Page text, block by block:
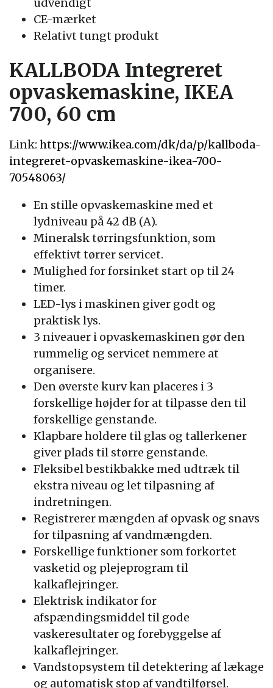
CE-mærket
Relativt tungt produkt
KALLBODA Integreret
opvaskemaskine, IKEA
700, 60 cm
Link: https://www.ikea.com/dk/da/p/kallboda-
integreret-opvaskemaskine-ikea-700-
70548063/
En stille opvaskemaskine med et
lydniveau på 42 dB (A).
Mineralsk tørringsfunktion, som
effektivt tørrer servicet.
Mulighed for forsinket start op til 24
timer.
LED-lys i maskinen giver godt og
praktisk lys.
3 niveauer i opvaskemaskinen gør den
rummelig og servicet nemmere at
organisere.
Den øverste kurv kan placeres i 3
forskellige højder for at tilpasse den til
forskellige genstande.
Klapbare holdere til glas og tallerkener
giver plads til større genstande.
Fleksibel bestikbakke med udtræk til
ekstra niveau og let tilpasning af
indretningen.
Registrerer mængden af opvask og snavs
for tilpasning af vandmængden.
Forskellige funktioner som forkortet
vasketid og plejeprogram til
kalkaflejringer.
Elektrisk indikator for
afspændingsmiddel til gode
vaskeresultater og forebyggelse af
kalkaflejringer.
Vandstopsystem til detektering af lækage
og automatisk stop af vandtilførsel.